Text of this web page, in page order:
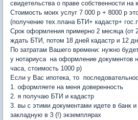
свидетельства о праве собственности на
Стоимость моих услуг 7 000 р + 8000 р
(получение тех.плана БТИ+ кадастр+
Срок оформления примерно 2 месяца (от
ждать БТИ, потом 18 дней кадастр и 12
По затратам Вашего времени: нужно
у нотариуса на оформление документов
часа, стоимость 1000 р)
Если у Вас ипотека, то
1. оформляете на меня доверенность
2. я получаю БТИ и кадастр
3. вы с этими документами идете в банк
закладную в 3 (!) экземплярах